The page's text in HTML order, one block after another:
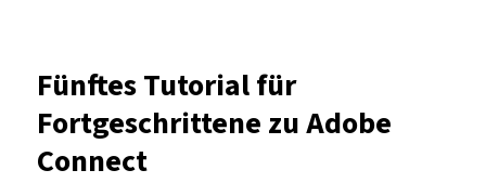
Fünftes Tutorial für
Fortgeschrittene zu Adobe
Connect